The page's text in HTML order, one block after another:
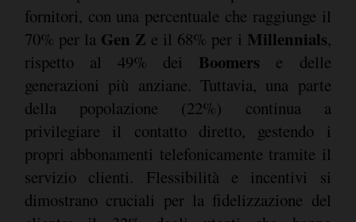
fornitori, con una percentuale che raggiunge il
70% per la Gen Z e il 68% per i Millennials,
rispetto al 49% dei Boomers e delle
generazioni più anziane. Tuttavia, una parte
della popolazione (22%) continua a
privilegiare il contatto diretto, gestendo i
propri abbonamenti telefonicamente tramite il
servizio clienti. Flessibilità e incentivi si
dimostrano cruciali per la fidelizzazione del